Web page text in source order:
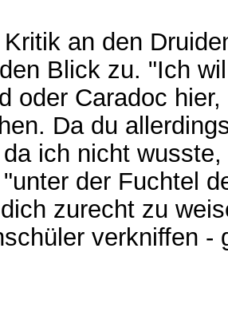
an den
Blick zu. "Ich
oder Caradoc
Da du
ich nicht
der Fuchtel
zurecht zu
verkniffen -